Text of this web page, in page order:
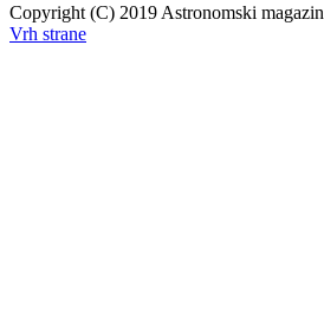
Copyright (C) 2019 Astronomski magazin
Vrh strane